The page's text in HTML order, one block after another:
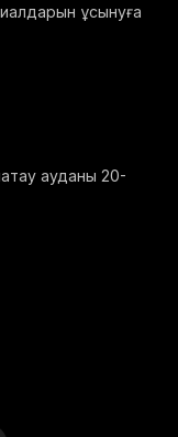
ұсынуға
ауданы 20-